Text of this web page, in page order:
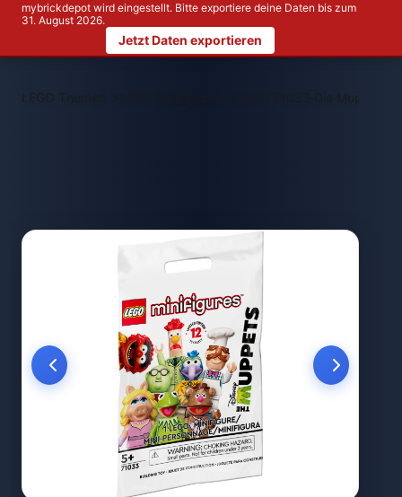
mybrickdepot wird eingestellt. Bitte exportiere deine Daten bis zum
31. August 2026.
Jetzt Daten exportieren
LEGO Themen > LEGO 71033 Die Muppets